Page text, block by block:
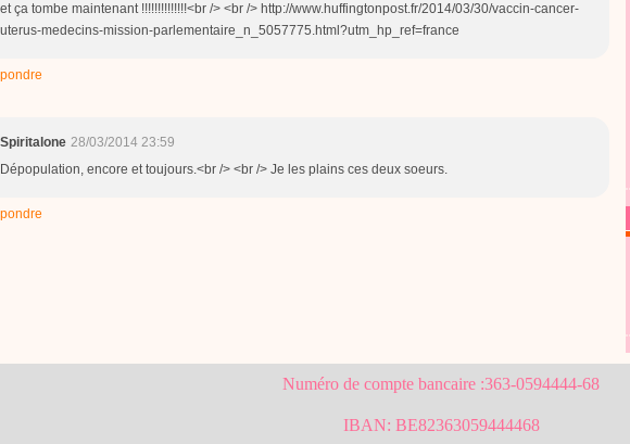
et ça tombe maintenant !!!!!!!!!!!!!!<br /> <br /> http://www.huffingtonpost.fr/2014/03/30/vaccin-cancer-
uterus-medecins-mission-parlementaire_n_5057775.html?utm_hp_ref=france
Spiritalone 28/03/2014 23:59
Dépopulation, encore et toujours.<br /> <br /> Je les plains ces deux soeurs.
Numéro de compte bancaire :363-0594444-68
IBAN: BE82363059444468